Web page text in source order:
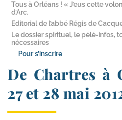
Tous à Orléans ! « J’eus cette
d’Arc.
Editorial de l’abbé Régis de
Le dossier spirituel, le pélé-​infos,
nécessaires
Pour s’inscrire
De Chartres à
27 et 28 mai